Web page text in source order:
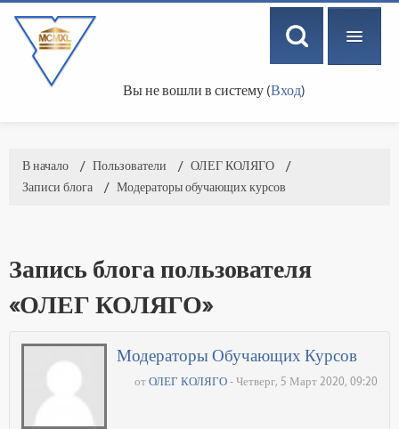
Вы не вошли в систему (Вход)
В начало → Пользователи → ОЛЕГ КОЛЯГО
→
Записи блога
→ Модераторы обучающих курсов
Запись блога пользователя
«ОЛЕГ КОЛЯГО»
Модераторы Обучающих Курсов
от ОЛЕГ КОЛЯГО - Четверг, 5 Март 2020, 09:20